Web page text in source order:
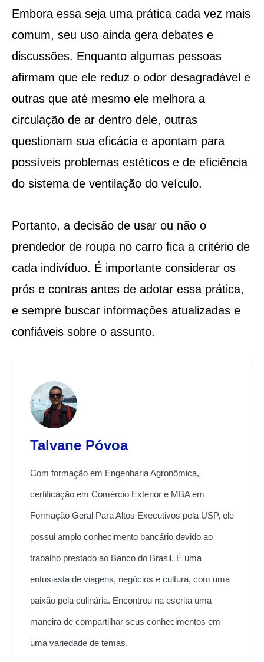
Embora essa seja uma prática cada vez mais
comum, seu uso ainda gera debates e
discussões. Enquanto algumas pessoas
afirmam que ele reduz o odor desagradável e
outras que até mesmo ele melhora a
circulação de ar dentro dele, outras
questionam sua eficácia e apontam para
possíveis problemas estéticos e de eficiência
do sistema de ventilação do veículo.
Portanto, a decisão de usar ou não o
prendedor de roupa no carro fica a critério de
cada indivíduo. É importante considerar os
prós e contras antes de adotar essa prática,
e sempre buscar informações atualizadas e
confiáveis sobre o assunto.
Talvane Póvoa
Com formação em Engenharia Agronômica,
certificação em Comércio Exterior e MBA em
Formação Geral Para Altos Executivos pela USP, ele
possui amplo conhecimento bancário devido ao
trabalho prestado ao Banco do Brasil. É uma
entusiasta de viagens, negócios e cultura, com uma
paixão pela culinária. Encontrou na escrita uma
maneira de compartilhar seus conhecimentos em
uma variedade de temas.